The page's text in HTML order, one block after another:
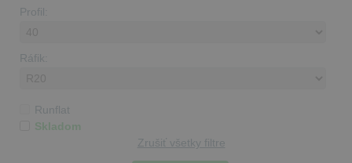
Profil:
Ráfik:
Runflat
Skladom
Zrušiť všetky filtre